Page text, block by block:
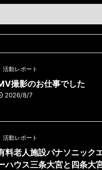
活動レポート
撮影のお仕事でした
2026/8/7
活動レポート
料老人施設パナソニック
ハウス三条大宮と四条大